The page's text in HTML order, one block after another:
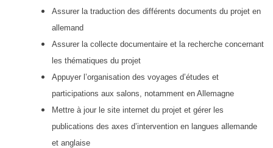
Assurer la traduction des différents documents du projet en
allemand
Assurer la collecte documentaire et la recherche concernant
les thématiques du projet
Appuyer l’organisation des voyages d’études et
participations aux salons, notamment en Allemagne
Mettre à jour le site internet du projet et gérer les
publications des axes d’intervention en langues allemande
et anglaise